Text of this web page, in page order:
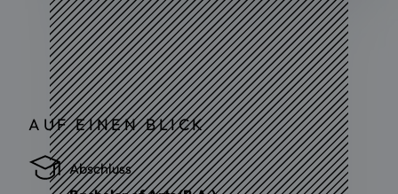
AUF EINEN BLICK
Abschluss